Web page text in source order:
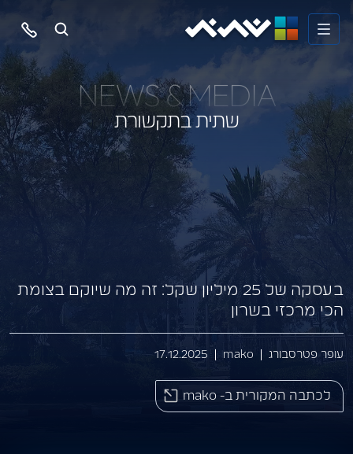
NEWS & MEDIA
שתית בתקשורת
בעסקה של 25 מיליון שקל: זה מה שיוקם בצומת
הכי מרכזי בשרון
עופר פטרסבורג mako
17.12.2025
לכתבה המקורית ב- mako